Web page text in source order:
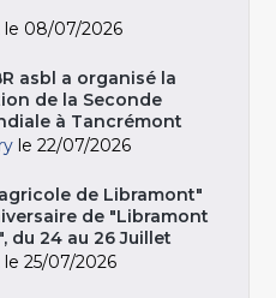
le 08/07/2026
asbl a organisé la
de la Seconde
à Tancrémont
le 22/07/2026
de Libramont"
de "Libramont
du 24 au 26 Juillet
le 25/07/2026